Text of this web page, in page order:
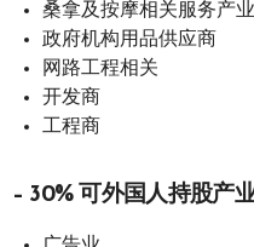
桑拿及按摩相关服务产业
政府机构用品供应商
网路工程相关
开发商
工程商
– 30% 可外国人持股产